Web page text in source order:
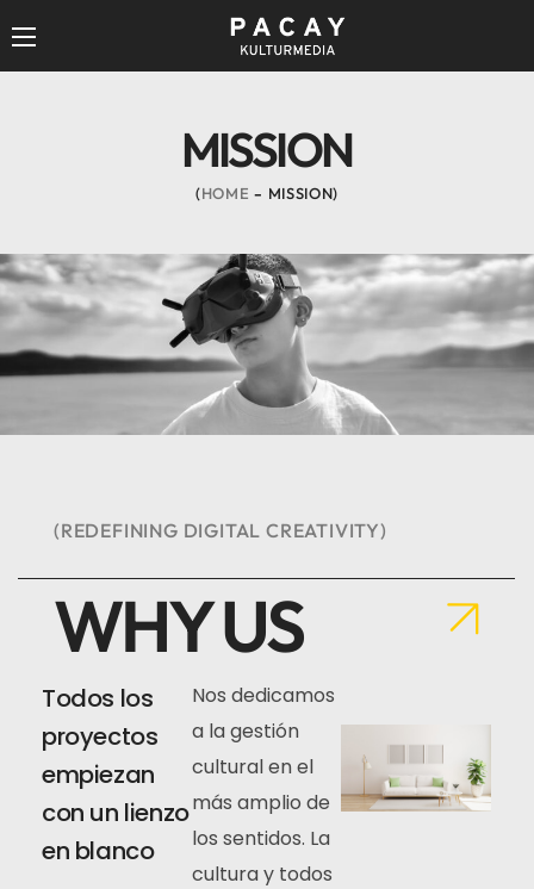
MISSION
HOME MISSION
(REDEFINING DIGITAL CREATIVITY)
WHY US
Todos los
proyectos
empiezan
con un lienzo
en blanco
Nos dedicamos
a la gestión
cultural en el
más amplio de
los sentidos. La
cultura y todos